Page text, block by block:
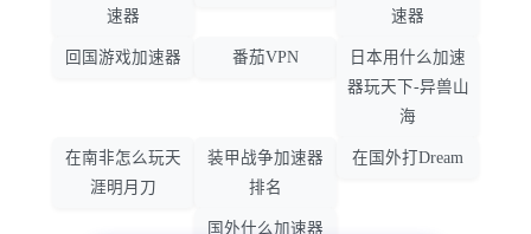
速器
速器
回国游戏加速器 番茄VPN
日本用什么加速
器玩天下-异兽山
海
在南非怎么玩天
涯明月刀
装甲战争加速器
排名
在国外打Dream
国外什么加速器